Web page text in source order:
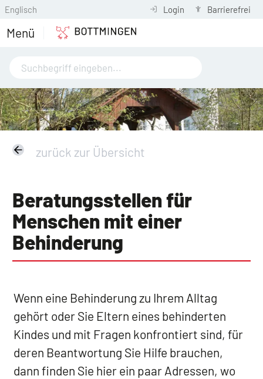
Englisch Login Barrierefrei
Menü
zurück zur Übersicht
Beratungsstellen für
Menschen mit einer
Behinderung
Wenn eine Behinderung zu Ihrem Alltag
gehört oder Sie Eltern eines behinderten
Kindes und mit Fragen konfrontiert sind, für
deren Beantwortung Sie Hilfe brauchen,
dann finden Sie hier ein paar Adressen, wo